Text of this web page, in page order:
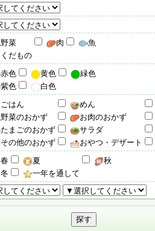
野菜 肉
魚
くだもの
赤色 黄色
緑色
紫色
白色
ごはん
めん
野菜のおかず
お肉のおかず
たまごのおかず
サラダ
その他のおかず
おやつ・デザート
春 夏
秋
冬
一年を通して